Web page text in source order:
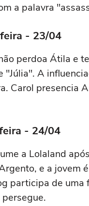
a palavra
- 23/04
perdoa Átila e
"Júlia". A
Carol presencia
- 24/04
a Lolaland
e a jovem
participa de uma